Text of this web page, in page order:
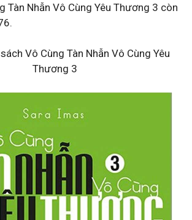
Tàn Nhẫn Vô Cùng Yêu Thương 3 còn
Vô Cùng Tàn Nhẫn Vô Cùng Yêu
Thương 3